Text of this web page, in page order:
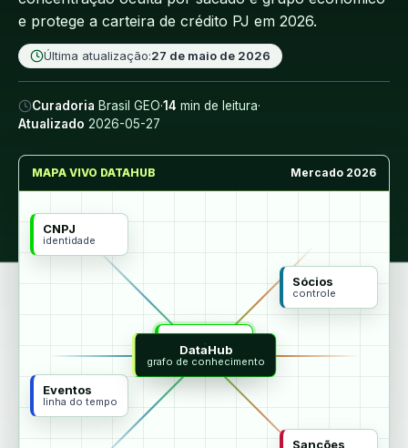
e protege a carteira de crédito PJ em 2026.
Última atualização:27 de maio de 2026
Curadoria Brasil GEO·14 min de leitura·
Atualizado 2026-05-27
MAPA VIVO DATAHUB Mercado 2026
CNPJ
identidade
Sócios
controle
Eventos
linha do tempo
Sanções
agentes
DataHub
grafo de conhecimento